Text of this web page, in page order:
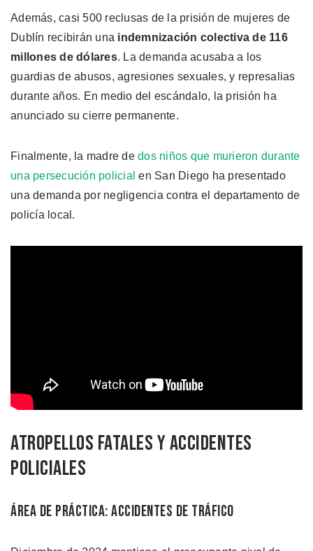
Además, casi 500 reclusas de la prisión de mujeres de
Dublín recibirán una indemnización colectiva de 116
millones de dólares. La demanda acusaba a los
guardias de abusos, agresiones sexuales, y represalias
durante años. En medio del escándalo, la prisión ha
anunciado su cierre permanente.
Finalmente, la madre de dos niños que murieron durante
una persecución policial en San Diego ha presentado
una demanda por negligencia contra el departamento de
policía local.
Atropellos Fatales y Accidentes
Policiales
Área de Práctica: Accidentes de Tráfico